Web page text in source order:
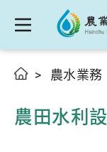
農水業務
農田水利